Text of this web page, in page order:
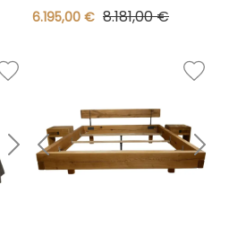
Ohne Matratzen Ohne
6.195,00 € 8.181,00 €